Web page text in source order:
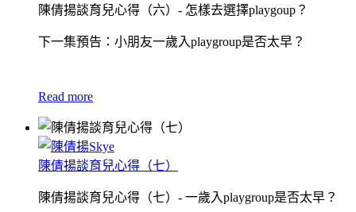
陳倩揚談育兒心得（六）- 怎樣去選擇playgoup？
下一集預告：小朋友一歲入playgroup是否太早？
Read more
陳倩揚談育兒心得（七）
陳倩揚談育兒心得（七）- 一歲入playgroup是否太早？